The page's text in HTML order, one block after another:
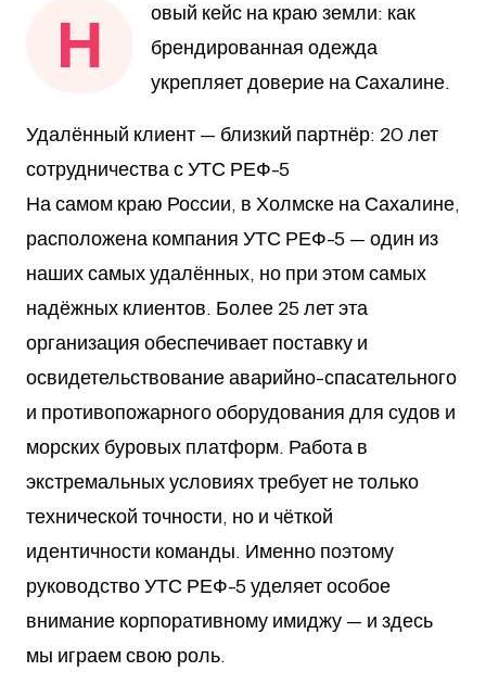
Н
овый кейс на краю земли: как
брендированная одежда
укрепляет доверие на Сахалине.
Удалённый клиент — близкий партнёр: 20 лет
сотрудничества с УТС РЕФ-5
На самом краю России, в Холмске на Сахалине,
расположена компания УТС РЕФ-5 — один из
наших самых удалённых, но при этом самых
надёжных клиентов. Более 25 лет эта
организация обеспечивает поставку и
освидетельствование аварийно-спасательного
и противопожарного оборудования для судов и
морских буровых платформ. Работа в
экстремальных условиях требует не только
технической точности, но и чёткой
идентичности команды. Именно поэтому
руководство УТС РЕФ-5 уделяет особое
внимание корпоративному имиджу — и здесь
мы играем свою роль.